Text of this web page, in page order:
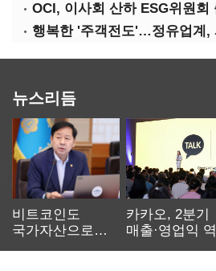
OCI, 이사회 산하 ESG위원회
행복한 '주객전도'…정유업계,
뉴스리듬
비트코인도
국가자산으로…'
카카오, 2분기
매출·영업익